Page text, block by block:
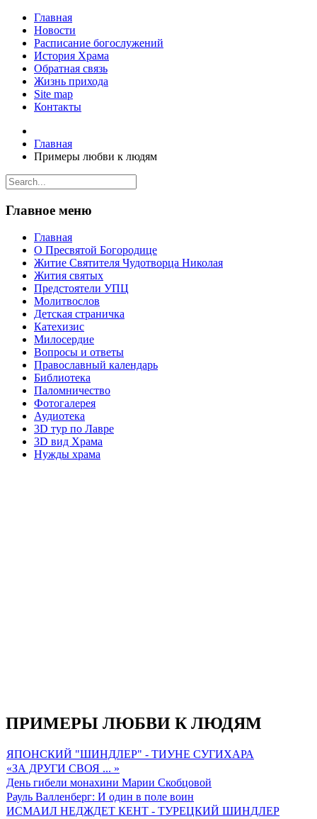
Главная
Новости
Расписание богослужений
История Храма
Обратная связь
Жизнь прихода
Site map
Контакты
Главная
Примеры любви к людям
Главное меню
Главная
О Пресвятой Богородице
Житие Святителя Чудотворца Николая
Жития святых
Предстоятели УПЦ
Молитвослов
Детская страничка
Катехизис
Милосердие
Вопросы и ответы
Православный календарь
Библиотека
Паломничество
Фотогалерея
Аудиотека
3D тур по Лавре
3D вид Храма
Нужды храма
ПРИМЕРЫ ЛЮБВИ К ЛЮДЯМ
ЯПОНСКИЙ "ШИНДЛЕР" - ТИУНЕ СУГИХАРА
«ЗА ДРУГИ СВОЯ ... »
День гибели монахини Марии Скобцовой
Рауль Валленберг: И один в поле воин
ИСМАИЛ НЕДЖДЕТ КЕНТ - ТУРЕЦКИЙ ШИНДЛЕР